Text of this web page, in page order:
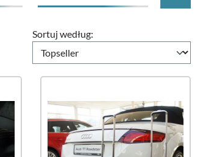
Sortuj według: